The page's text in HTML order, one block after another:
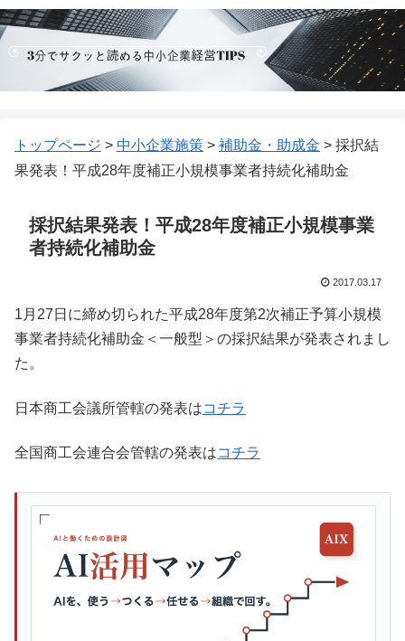
トップページ > 中小企業施策 > 補助金・助成金 > 採択結
果発表！平成28年度補正小規模事業者持続化補助金
採択結果発表！平成28年度補正小規模事業
者持続化補助金
2017.03.17
1月27日に締め切られた平成28年度第2次補正予算小規模
事業者持続化補助金＜一般型＞の採択結果が発表されまし
た。
日本商工会議所管轄の発表はコチラ
全国商工会連合会管轄の発表はコチラ